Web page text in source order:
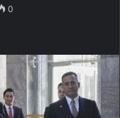
0